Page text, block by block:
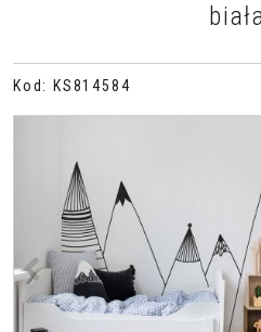
Kod : KS814584
<